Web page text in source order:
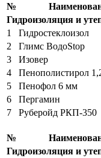
№
Гидроизоляция и
1
Гидростеклоизол
2
Глимс ВодоStop
3
Изовер
4
Пенополистирол
5
Пенофол 6 мм
6
Пергамин
7
Руберойд РКП-350
№
Гидроизоляция и